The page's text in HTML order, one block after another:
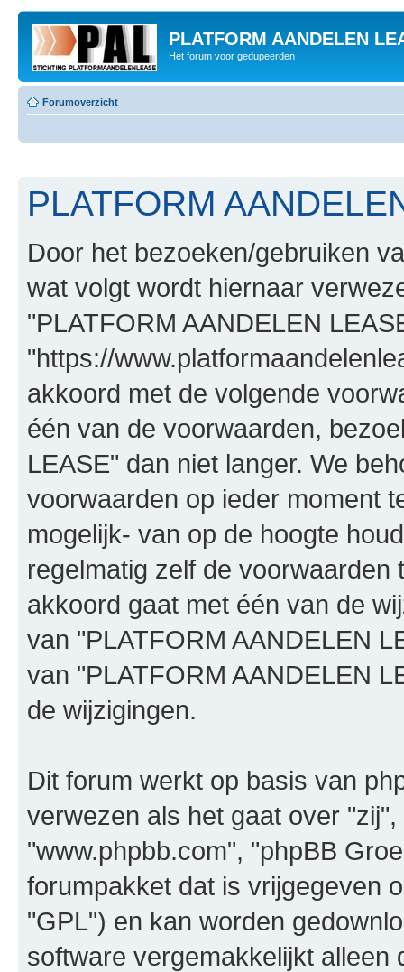
PLATFORM AANDELEN
Het forum voor gedupeerden
Forumoverzicht
PLATFORM
Door het bezoeken/gebruiken
wat volgt wordt hiernaar
"PLATFORM AANDELEN
"https://
akkoord met de volgende
één van de voorwaarden,
LEASE" dan niet langer. We
voorwaarden op ieder moment
mogelijk- van op de hoogte
regelmatig zelf de voorwaarden
akkoord gaat met één van de
van "PLATFORM AANDELEN
van "PLATFORM AANDELEN
de wijzigingen.
Dit forum werkt op basis van
verwezen als het gaat over
"www.phpbb.com", "phpBB
forumpakket dat is vrijgegeven
"GPL") en kan worden
software vergemakkelijkt alleen